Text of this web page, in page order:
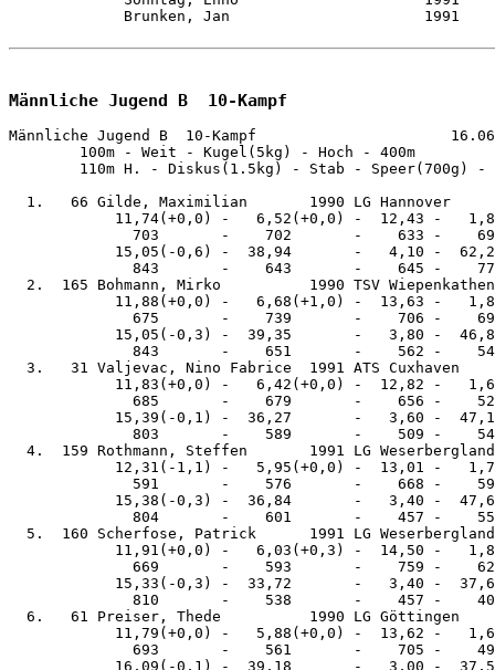
Brunken, Jan                      1991
Männliche Jugend B  10-Kampf
Männliche Jugend B  10-Kampf
        100m - Weit - Kugel(5kg) - Hoch - 400m
110m H. - Diskus(1.5kg) - Stab - Speer(700g)
1.   66 Gilde, Maximilian       1990 LG Hannover
11,74(+0,0) -   6,52(+0,0) -  12,43 -
703       -    702       -    633 -
15,05(-0,6) -  38,94       -   4,10 -
843       -    643       -    645 -
2.  165 Bohmann, Mirko          1990 TSV
11,88(+0,0) -   6,68(+1,0) -  13,63 -
675       -    739       -    706 -
15,05(-0,3) -  39,35       -   3,80 -
843       -    651       -    562 -
3.   31 Valjevac, Nino Fabrice  1991 ATS Cuxhaven
11,83(+0,0) -   6,42(+0,0) -  12,82 -
685       -    679       -    656 -
15,39(-0,1) -  36,27       -   3,60 -
803       -    589       -    509 -
4.  159 Rothmann, Steffen       1991 LG
12,31(-1,1) -   5,95(+0,0) -  13,01 -
591       -    576       -    668 -
15,38(-0,3) -  36,84       -   3,40 -
804       -    601       -    457 -
5.  160 Scherfose, Patrick      1991 LG
11,91(+0,0) -   6,03(+0,3) -  14,50 -
669       -    593       -    759 -
15,33(-0,3) -  33,72       -   3,40 -
810       -    538       -    457 -
6.   61 Preiser, Thede          1990 LG Göttingen
11,79(+0,0) -   5,88(+0,0) -  13,62 -
693       -    561       -    705 -
16,09(-0,1) -  39,18       -   3,00 -